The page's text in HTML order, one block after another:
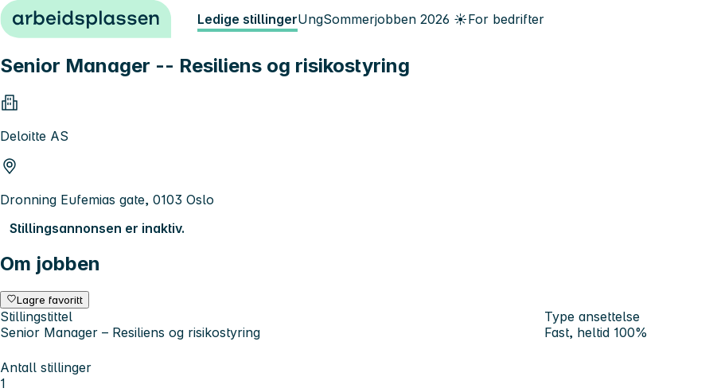
Hopp til innhold Ledige stillingerUngSommerjobben 2026 ☀️For bedrifter
Senior Manager -- Resiliens og risikostyring
Deloitte AS
Dronning Eufemias gate, 0103 Oslo
Stillingsannonsen er inaktiv.
Om jobben
Lagre favoritt
Stillingstittel
Senior Manager – Resiliens og risikostyring
Type ansettelse
Fast, heltid 100%
Antall stillinger
1